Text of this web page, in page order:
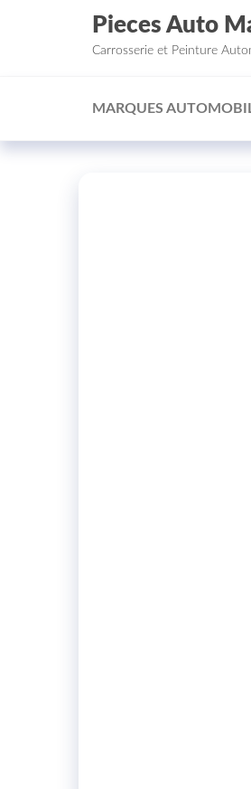
Aller au contenu
Pieces Auto
Carrosserie et Peinture
MARQUES